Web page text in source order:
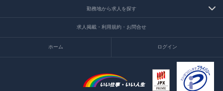
勤務地から求人を探す
求人掲載・利用規約・お問合せ
ホーム ログイン